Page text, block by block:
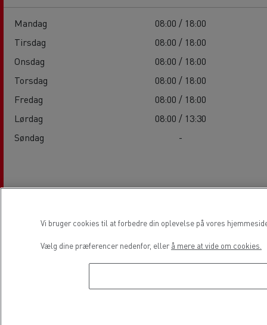
Mandag
08:00 / 18:00
Tirsdag
08:00 / 18:00
Onsdag
08:00 / 18:00
Torsdag
08:00 / 18:00
Fredag
08:00 / 18:00
Lørdag
08:00 / 13:30
Søndag
-
Vi bruger cookies til at forbedre din oplevelse på vores
Vælg dine præferencer nedenfor, eller å mere at vide om cookies.